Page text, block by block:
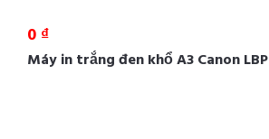
0 ₫
Máy in trắng đen khổ A3 Canon